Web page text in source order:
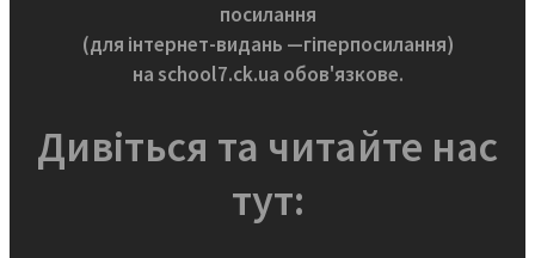
посилання
(для інтернет-видань —гіперпосилання)
на school7.ck.ua обов'язкове.
Дивіться та читайте нас
тут: